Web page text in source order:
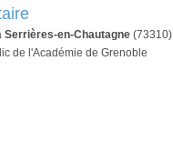
Serrières-en-Chautagne (73310)
de l'Académie de Grenoble